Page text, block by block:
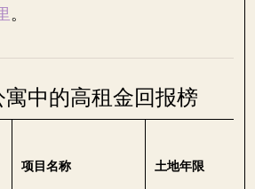
。
中的高租金回报榜
项目名称 土地年限